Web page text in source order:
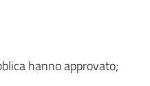
hanno approvato;